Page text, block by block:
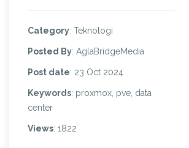
Category: Teknologi
Posted By: AglaBridgeMedia
Post date: 23 Oct 2024
Keywords: proxmox, pve, data
center
Views: 1822